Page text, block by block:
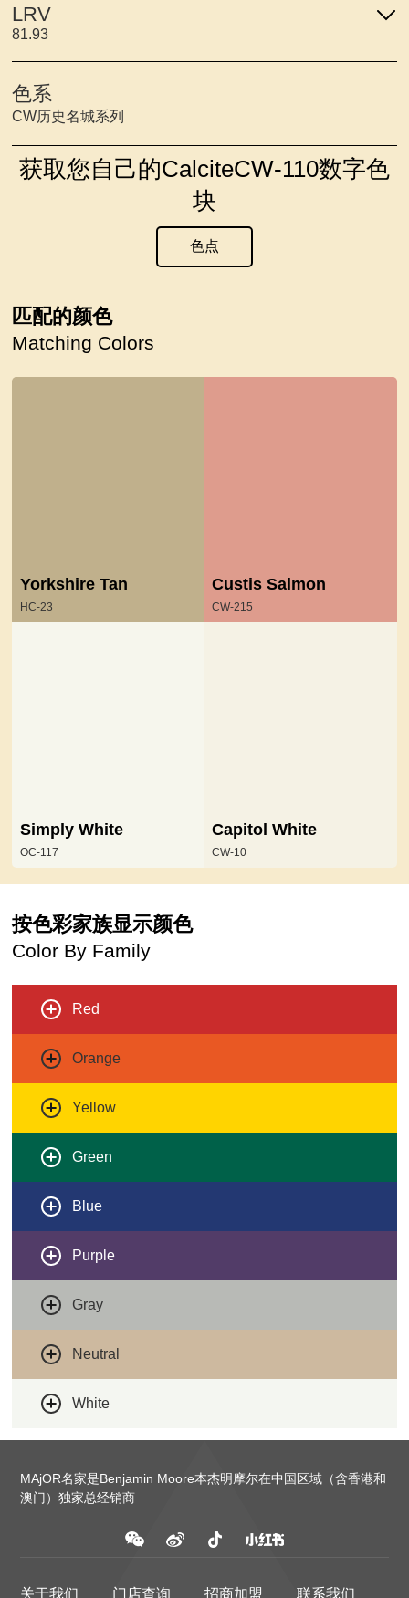
LRV
81.93
色系
CW历史名城系列
获取您自己的CalciteCW-110数字色
块
色点
匹配的颜色
Matching Colors
Yorkshire Tan
HC-23
Custis Salmon
CW-215
Simply White
OC-117
Capitol White
CW-10
按色彩家族显示颜色
Color By Family
Red
Orange
Yellow
Green
Blue
Purple
Gray
Neutral
White
MAjOR名家是Benjamin Moore本杰明摩尔在中国区域（含香港和
澳门）独家总经销商
关于我们 门店查询 招商加盟 联系我们